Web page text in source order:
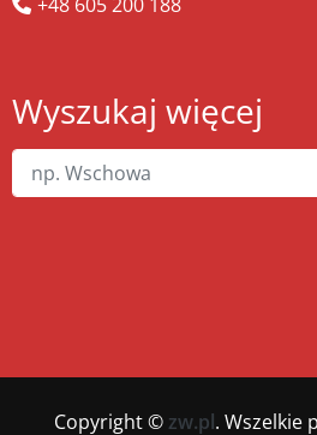
Wyszukaj więcej
Copyright © zw.pl. Wszelkie